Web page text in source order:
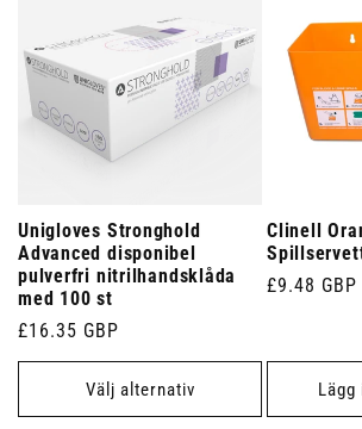
Unigloves Stronghold
Advanced disponibel
pulverfri nitrilhandsklåda
med 100 st
Ordinarie
pris
£16.35 GBP
Välj alternativ
Clinell
Ordinarie
£9.48 GBP